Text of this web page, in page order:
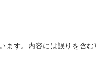
ます。 内容には誤りを含